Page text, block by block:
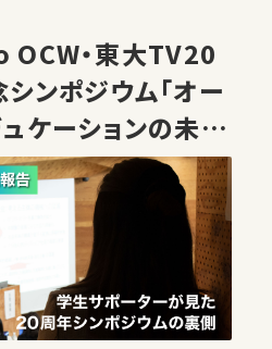
・東大TV20
ンポジウム「オー
ケーションの未
をご紹介！